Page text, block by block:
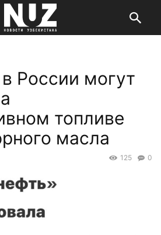
России могут
топливе
масла
0
125